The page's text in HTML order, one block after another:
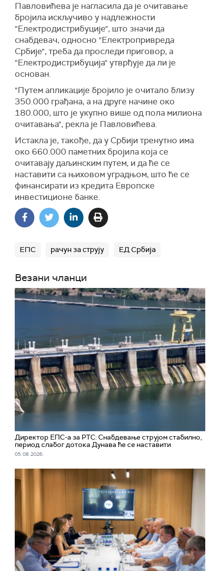
Павловићева је нагласила да је очитавање
бројила искључиво у надлежности
"Електродистрибуције", што значи да
снабдевач, односно "Електропривреда
Србије", треба да проследи приговор, а
"Електродистрибуција" утврђује да ли је
основан.
"Путем апликације бројило је очитало близу
350.000 грађана, а на друге начине око
180.000, што је укупно више од пола милиона
очитавања", рекла је Павловићева.
Истакла је, такође, да у Србији тренутно има
око 660.000 паметних бројила која се
очитавају даљинским путем, и да ће се
наставити са њиховом уградњом, што ће се
финансирати из кредита Европске
инвестиционе банке.
ЕПС рачун за струју ЕД Србија
Везани чланци
Директор ЕПС-а за РТС: Снабдевање струјом стабилно,
период слабог дотока Дунава ће се наставити
05. 08. 2026.